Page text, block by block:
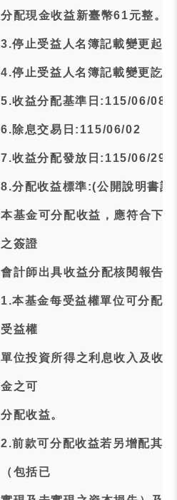
分配現金收益新臺幣61元整。
3.停止受益人名簿記載變更起
4.停止受益人名簿記載變更訖
5.收益分配基準日:115/06/08
6.除息交易日:115/06/02
7.收益分配發放日:115/06/29
8.分配收益標準:(公開說明書記
本基金可分配收益，應符合下
之簽證
會計師出具收益分配核閱報告
1.本基金每受益權單位可分配
受益權
單位投資所得之利息收入及收
金之可
分配收益。
2.前款可分配收益若另增配其
（包括已